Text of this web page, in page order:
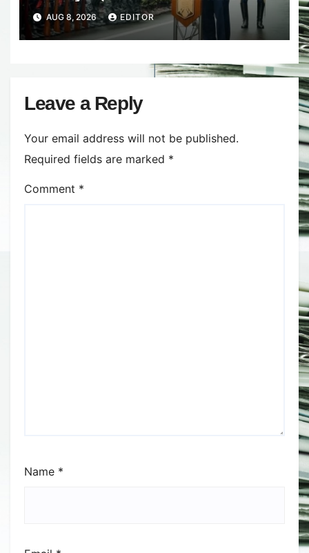
bugetară nu trebuie făcută pe
umerii militarilor și polițiștilor
AUG 8, 2026 EDITOR
Leave a Reply
Your email address will not be published.
Required fields are marked *
Comment *
Name *